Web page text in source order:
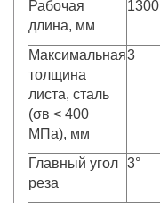
Рабочая
длина, мм
1300
Максимальная
толщина
листа, сталь
(σв < 400
МПа), мм
3
Главный угол
реза
3°